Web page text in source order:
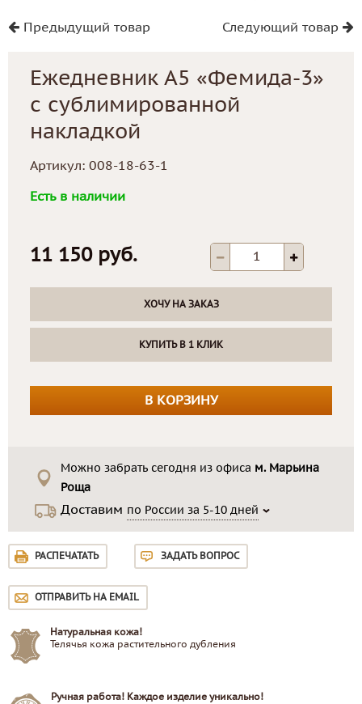
Предыдущий товар Следующий товар
Ежедневник А5 «Фемида-3»
с сублимированной
накладкой
Артикул: 008-18-63-1
Есть в наличии
11 150 руб.
ХОЧУ НА ЗАКАЗ
КУПИТЬ В 1 КЛИК
В КОРЗИНУ
Можно забрать сегодня из офиса м. Марьина
Роща
Доставим по России за 5-10 дней
РАСПЕЧАТАТЬ ЗАДАТЬ ВОПРОС
ОТПРАВИТЬ НА EMAIL
Натуральная кожа!
Телячья кожа растительного дубления
Ручная работа! Каждое изделие уникально!